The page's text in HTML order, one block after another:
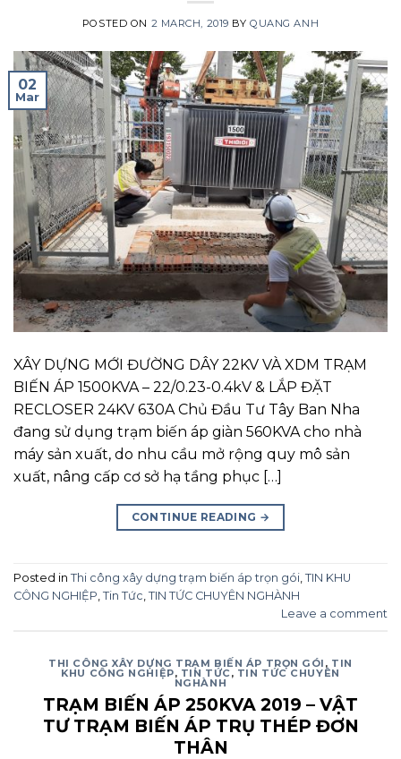
POSTED ON 2 MARCH, 2019 BYQUANG ANH
02
Mar
XÂY DỰNG MỚI ĐƯỜNG DÂY 22KV VÀ XDM TRẠM
BIẾN ÁP 1500KVA – 22/0.23-0.4kV & LẮP ĐẶT
RECLOSER 24KV 630A Chủ Đầu Tư Tây Ban Nha
đang sử dụng trạm biến áp giàn 560KVA cho nhà
máy sản xuất, do nhu cầu mở rộng quy mô sản
xuất, nâng cấp cơ sở hạ tầng phục […]
CONTINUE READING →
Posted in Thi công xây dựng trạm biến áp trọn gói, TIN KHU
CÔNG NGHIỆP, Tin Tức, TIN TỨC CHUYÊN NGHÀNH
Leave a comment
THI CÔNG XÂY DỰNG TRẠM BIẾN ÁP TRỌN GÓI , TIN
KHU CÔNG NGHIỆP, TIN TỨC, TIN TỨC CHUYÊN
NGHÀNH
TRẠM BIẾN ÁP 250KVA 2019 – VẬT
TƯ TRẠM BIẾN ÁP TRỤ THÉP ĐƠN
THÂN